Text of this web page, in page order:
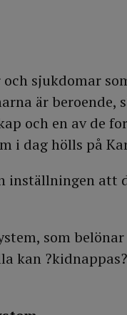
sjukdomar
är beroende,
och en av de
i dag hölls på
inställningen att
som
kan